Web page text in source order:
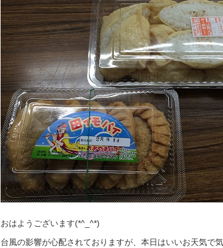
おはようございます(*^_^*)
台風の影響が心配されておりますが、本日はいいお天気で